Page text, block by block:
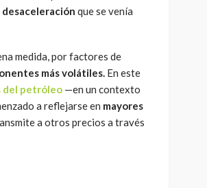
que se venía
medida, por factores de
más volátiles. En este
del petróleo —en un contexto
a reflejarse en mayores
a otros precios a través